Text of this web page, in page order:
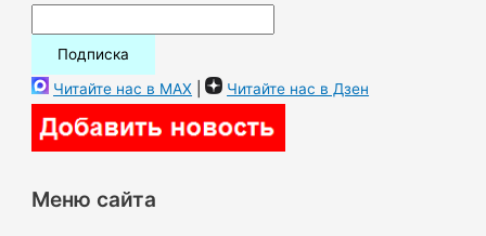
Читайте нас в MAX | Читайте нас в Дзен
Меню сайта